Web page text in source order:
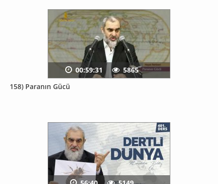
158) Paranın Gücü
00:59:31 5865